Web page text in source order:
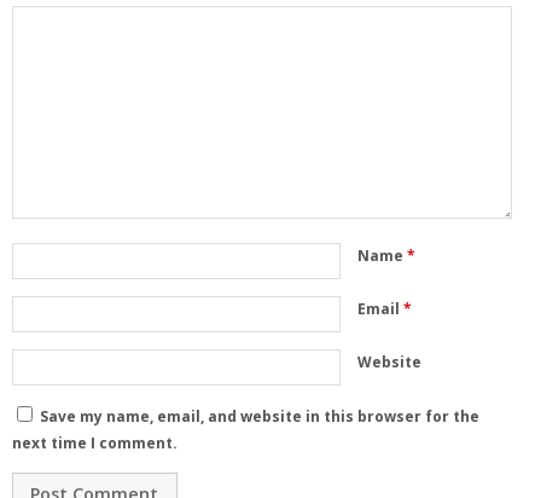
Name *
Email *
Website
Save my name, email, and website in this browser for the
next time I comment.